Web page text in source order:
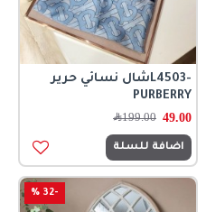
-L4503شال نسائي حرير
PURBERRY
49.00
199.00﷼
اضافة للسلة
-32 %